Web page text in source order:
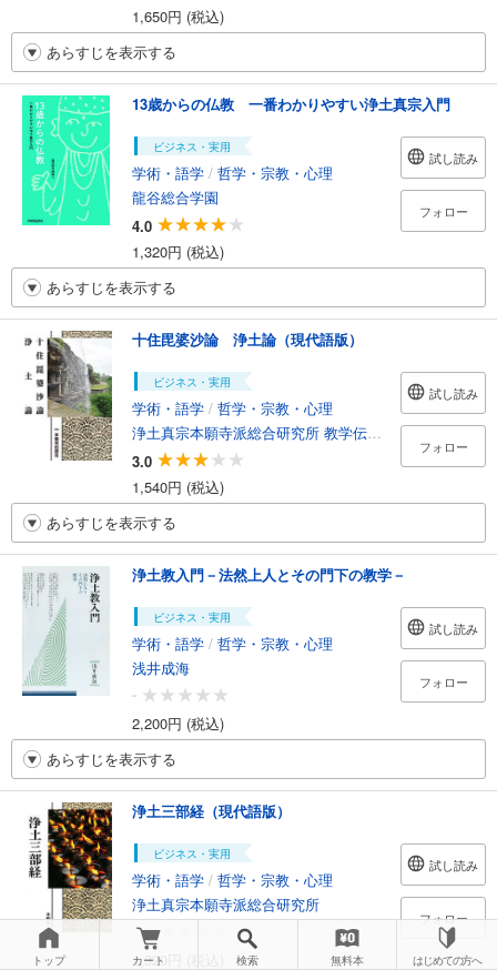
1,650円 (税込)
あらすじを表示する
13歳からの仏教 一番わかりやすい浄土真宗入門
ビジネス・実用
学術・語学 / 哲学・宗教・心理
龍谷総合学園
4.0
1,320円 (税込)
試し読み
フォロー
あらすじを表示する
十住毘婆沙論 浄土論（現代語版）
ビジネス・実用
学術・語学 / 哲学・宗教・心理
浄土真宗本願寺派総合研究所 教学伝道研究室〈聖典編纂担当〉
3.0
1,540円 (税込)
試し読み
フォロー
あらすじを表示する
浄土教入門－法然上人とその門下の教学－
ビジネス・実用
学術・語学 / 哲学・宗教・心理
浅井成海
-
2,200円 (税込)
試し読み
フォロー
あらすじを表示する
浄土三部経（現代語版）
ビジネス・実用
学術・語学 / 哲学・宗教・心理
浄土真宗本願寺派総合研究所
1,320円 (税込)
試し読み
フォロー
トップ カート 検索 無料本 はじめての方へ